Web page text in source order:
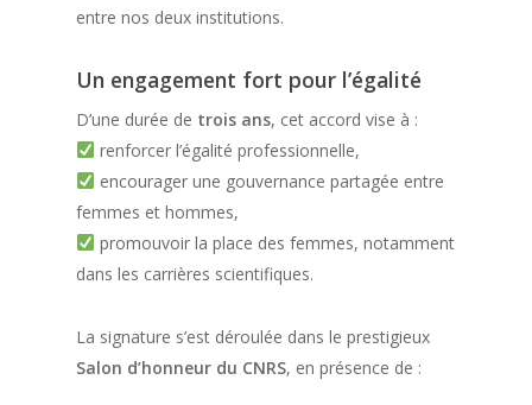
entre nos deux institutions.
Un engagement fort pour l’égalité
D’une durée de trois ans, cet accord vise à :
renforcer l’égalité professionnelle,
encourager une gouvernance partagée entre
femmes et hommes,
promouvoir la place des femmes, notamment
dans les carrières scientifiques.
La signature s’est déroulée dans le prestigieux
Salon d’honneur du CNRS, en présence de :